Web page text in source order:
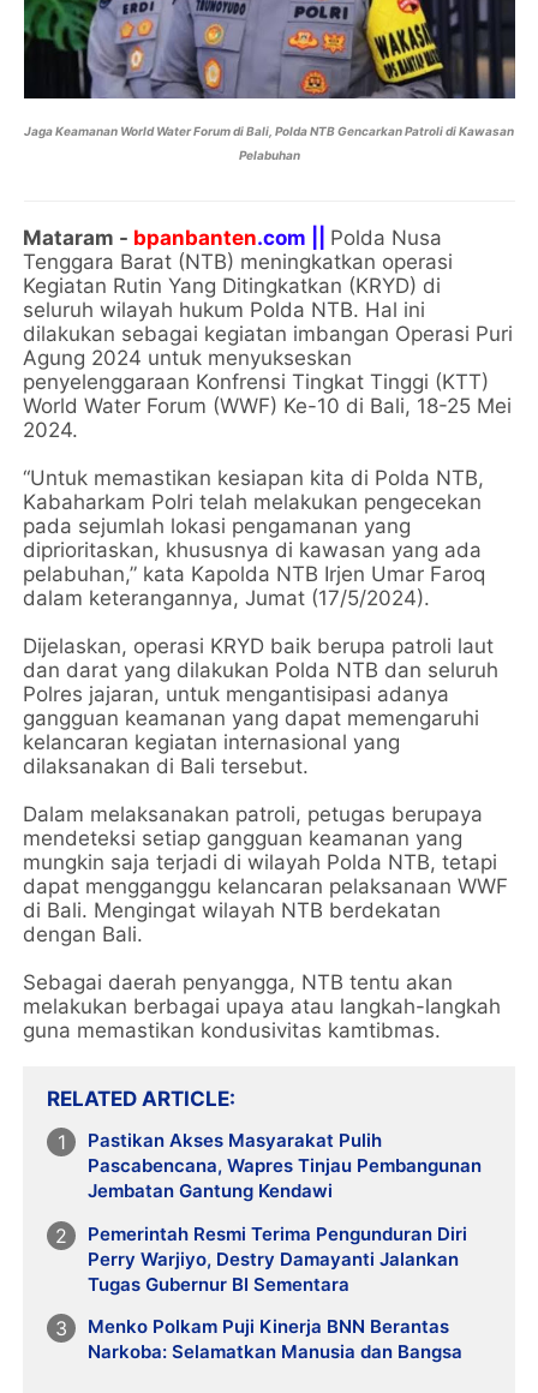
Jaga Keamanan World Water Forum di Bali, Polda NTB Gencarkan Patroli di Kawasan
Pelabuhan
Mataram - bpanbanten.com || Polda Nusa
Tenggara Barat (NTB) meningkatkan operasi
Kegiatan Rutin Yang Ditingkatkan (KRYD) di
seluruh wilayah hukum Polda NTB. Hal ini
dilakukan sebagai kegiatan imbangan Operasi Puri
Agung 2024 untuk menyukseskan
penyelenggaraan Konfrensi Tingkat Tinggi (KTT)
World Water Forum (WWF) Ke-10 di Bali, 18-25 Mei
2024.
“Untuk memastikan kesiapan kita di Polda NTB,
Kabaharkam Polri telah melakukan pengecekan
pada sejumlah lokasi pengamanan yang
diprioritaskan, khususnya di kawasan yang ada
pelabuhan,” kata Kapolda NTB Irjen Umar Faroq
dalam keterangannya, Jumat (17/5/2024).
Dijelaskan, operasi KRYD baik berupa patroli laut
dan darat yang dilakukan Polda NTB dan seluruh
Polres jajaran, untuk mengantisipasi adanya
gangguan keamanan yang dapat memengaruhi
kelancaran kegiatan internasional yang
dilaksanakan di Bali tersebut.
Dalam melaksanakan patroli, petugas berupaya
mendeteksi setiap gangguan keamanan yang
mungkin saja terjadi di wilayah Polda NTB, tetapi
dapat mengganggu kelancaran pelaksanaan WWF
di Bali. Mengingat wilayah NTB berdekatan
dengan Bali.
Sebagai daerah penyangga, NTB tentu akan
melakukan berbagai upaya atau langkah-langkah
guna memastikan kondusivitas kamtibmas.
RELATED ARTICLE
Pastikan Akses Masyarakat Pulih
Pascabencana, Wapres Tinjau Pembangunan
Jembatan Gantung Kendawi
Pemerintah Resmi Terima Pengunduran Diri
Perry Warjiyo, Destry Damayanti Jalankan
Tugas Gubernur BI Sementara
Menko Polkam Puji Kinerja BNN Berantas
Narkoba: Selamatkan Manusia dan Bangsa